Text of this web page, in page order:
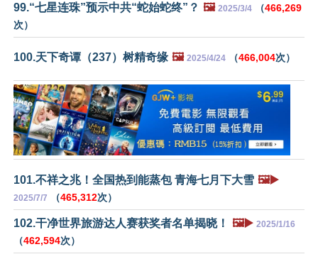
99.“七星连珠”预示中共“蛇始蛇终”？ 🖼️ 2025/3/4 （466,269
次）
100.天下奇谭（237）树精奇缘 🖼️ 2025/4/24 （466,004次）
101.不祥之兆！全国热到能蒸包 青海七月下大雪 🖼️▶️
2025/7/7 （465,312次）
102.干净世界旅游达人赛获奖者名单揭晓！ 🖼️▶️ 2025/1/16
（462,594次）